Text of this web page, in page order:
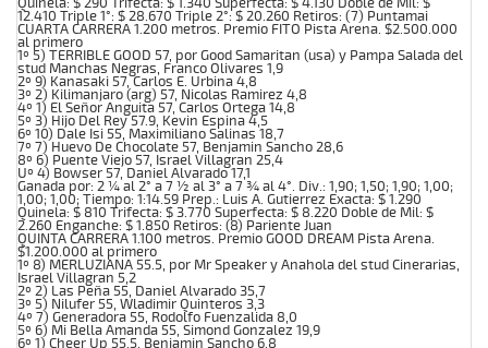
12.410 Triple 1°: $ 28.670 Triple 2°: $ 20.260 Retiros: (7) Puntamai
CUARTA CARRERA 1.200 metros. Premio FITO Pista Arena. $2.500.000
al primero
1º 5) TERRIBLE GOOD 57, por Good Samaritan (usa) y Pampa Salada del
stud Manchas Negras, Franco Olivares 1,9
2º 9) Kanasaki 57, Carlos E. Urbina 4,8
3º 2) Kilimanjaro (arg) 57, Nicolas Ramirez 4,8
4º 1) El Señor Anguita 57, Carlos Ortega 14,8
5º 3) Hijo Del Rey 57.9, Kevin Espina 4,5
6º 10) Dale Isi 55, Maximiliano Salinas 18,7
7º 7) Huevo De Chocolate 57, Benjamin Sancho 28,6
8º 6) Puente Viejo 57, Israel Villagran 25,4
Uº 4) Bowser 57, Daniel Alvarado 17,1
Ganada por: 2 ¼ al 2° a 7 ½ al 3° a 7 ¾ al 4°. Div.: 1,90; 1,50; 1,90; 1,00;
1,00; 1,00; Tiempo: 1:14.59 Prep.: Luis A. Gutierrez Exacta: $ 1.290
Quinela: $ 810 Trifecta: $ 3.770 Superfecta: $ 8.220 Doble de Mil: $
2.260 Enganche: $ 1.850 Retiros: (8) Pariente Juan
QUINTA CARRERA 1.100 metros. Premio GOOD DREAM Pista Arena.
$1.200.000 al primero
1º 8) MERLUZIANA 55.5, por Mr Speaker y Anahola del stud Cinerarias,
Israel Villagran 5,2
2º 2) Las Peña 55, Daniel Alvarado 35,7
3º 5) Nilufer 55, Wladimir Quinteros 3,3
4º 7) Generadora 55, Rodolfo Fuenzalida 8,0
5º 6) Mi Bella Amanda 55, Simond Gonzalez 19,9
6º 1) Cheer Up 55.5, Benjamin Sancho 6,8